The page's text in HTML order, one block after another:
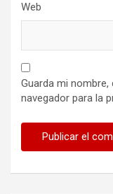
Web
Guarda mi
navegador para la